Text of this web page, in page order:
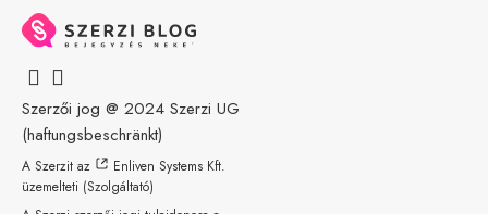
Szerzői jog @ 2024 Szerzi UG
(haftungsbeschränkt)
A Szerzit az
Enliven Systems Kft.
üzemelteti (Szolgáltató)